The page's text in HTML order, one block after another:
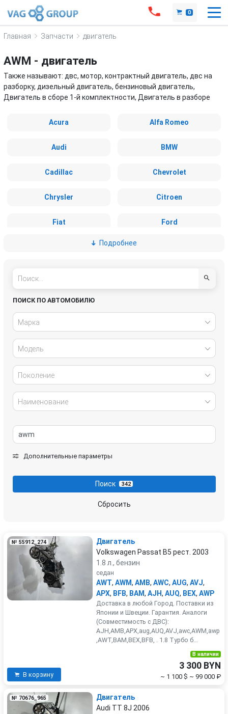
0
Главная Запчасти двигатель
AWM - двигатель
Также называют: двс, мотор, контрактный двигатель, двс на
разборку, дизельный двигатель, бензиновый двигатель,
Двигатель в сборе 1-й комплектности, Двигатель в разборе
Acura Alfa Romeo
Audi BMW
Cadillac Chevrolet
Chrysler Citroen
Fiat Ford
IVECO
SsangYong
Suzuki
Volkswagen Volvo
Подробнее
ПОИСК ПО АВТОМОБИЛЮ
Марка
Модель
Поколение
Наименование
Дополнительные параметры
Поиск 342
Сбросить
№ 55912_274
Двигатель
Volkswagen Passat B5 рест. 2003
1.8 л., бензин
седан
AWT, AWM, AMB, AWC, AUG, AVJ,
APX, BFB, BAM, AJH, AUQ, BEX, AWP
Доставка в любой Город. Поставки из
Японии и Швеции. Гарантия. Аналоги
(Совместимость с ДВС):
AJH,AMB,APX,aug,AUQ,AVJ,awc,AWM,awp
,AWT,BAM,BEX,BFB, . 1.8 Турбо б...
В корзину
В наличии
3 300 BYN
~ 1 100 $ ~ 99 000 ₽
№ 70676_965
Двигатель
Audi TT 8J 2006